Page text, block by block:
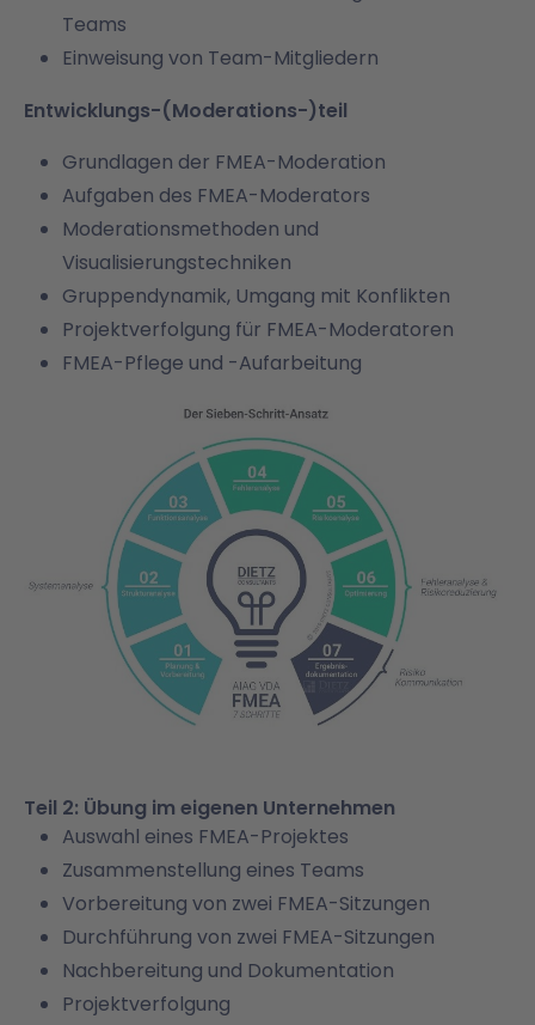
Teams
Einweisung von Team-Mitgliedern
Entwicklungs-(Moderations-)teil
Grundlagen der FMEA-Moderation
Aufgaben des FMEA-Moderators
Moderationsmethoden und
Visualisierungstechniken
Gruppendynamik, Umgang mit Konflikten
Projektverfolgung für FMEA-Moderatoren
FMEA-Pflege und -Aufarbeitung
Teil 2: Übung im eigenen Unternehmen
Auswahl eines FMEA-Projektes
Zusammenstellung eines Teams
Vorbereitung von zwei FMEA-Sitzungen
Durchführung von zwei FMEA-Sitzungen
Nachbereitung und Dokumentation
Projektverfolgung